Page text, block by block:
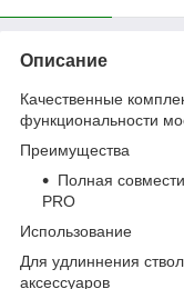
Описание
Качественные
функциональности
Преимущества
Полная
PRO
Использование
Для удлиннения
аксессуаров